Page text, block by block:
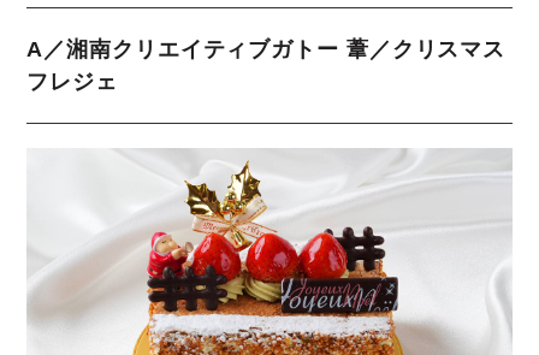
A／湘南クリエイティブガトー 葦／クリスマス
フレジェ